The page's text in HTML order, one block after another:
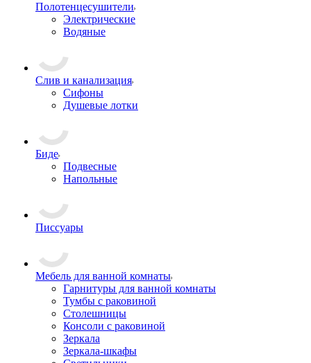
Полотенцесушители
Электрические
Водяные
Слив и канализация
Сифоны
Душевые лотки
Биде
Подвесные
Напольные
Писсуары
Мебель для ванной комнаты
Гарнитуры для ванной комнаты
Тумбы с раковиной
Столешницы
Консоли с раковиной
Зеркала
Зеркала-шкафы